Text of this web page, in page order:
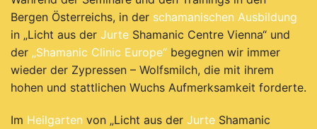
Bergen Österreichs, in der schamanischen Ausbildung
in „Licht aus der Jurte Shamanic Centre Vienna“ und
der „Shamanic Clinic Europe“ begegnen wir immer
wieder der Zypressen – Wolfsmilch, die mit ihrem
hohen und stattlichen Wuchs Aufmerksamkeit forderte.
Im Heilgarten von „Licht aus der Jurte Shamanic